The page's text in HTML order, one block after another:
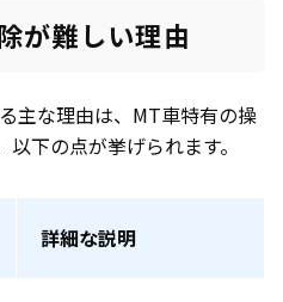
が難しい理由
主な理由は、MT車特有の操
下の点が挙げられます。
詳細な説明